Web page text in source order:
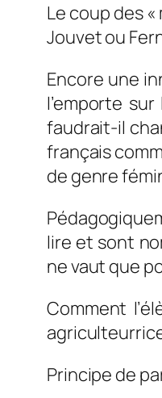
Le coup des
Jouvet ou
Encore une
l’emporte
faudrait-il
français
de genre
lire et sont
ne vaut que
Comment
Principe de